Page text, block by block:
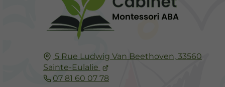
5 Rue Ludwig Van Beethoven, 33560
Sainte-Eulalie
07 81 60 07 78